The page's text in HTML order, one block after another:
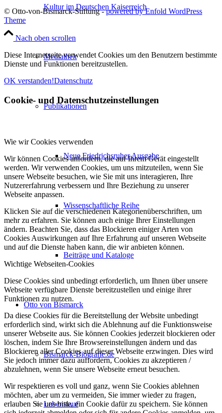
Kultur im Deutschen Kaiserreich
Mediathek
Publikationen
Neue Friedrichsruher Ausgabe
Wissenschaftliche Reihe
Beiträge und Kataloge
Otto von Bismarck
Bismarck-Biografie.de
Lebenslauf
© Otto-von-Bismarck-Stiftung -powered by Enfold WordPress
Theme
Nach oben scrollen
Diese Internetseite verwendet Cookies um den Benutzern bestimmte
Dienste und Funktionen bereitzustellen.
OK verstanden!Datenschutz
Cookie- und Datenschutzeinstellungen
Wie wir Cookies verwenden
Wir können Cookies anfordern, die auf Ihrem Gerät eingestellt
werden. Wir verwenden Cookies, um uns mitzuteilen, wenn Sie
unsere Webseite besuchen, wie Sie mit uns interagieren, Ihre
Nutzererfahrung verbessern und Ihre Beziehung zu unserer
Webseite anpassen.
Klicken Sie auf die verschiedenen Kategorienüberschriften, um
mehr zu erfahren. Sie können auch einige Ihrer Einstellungen
ändern. Beachten Sie, dass das Blockieren einiger Arten von
Cookies Auswirkungen auf Ihre Erfahrung auf unseren Webseite
und auf die Dienste haben kann, die wir anbieten können.
Wichtige Webseiten-Cookies
Diese Cookies sind unbedingt erforderlich, um Ihnen über unsere
Webseite verfügbare Dienste bereitzustellen und einige ihrer
Funktionen zu nutzen.
Da diese Cookies für die Bereitstellung der Website unbedingt
erforderlich sind, wirkt sich die Ablehnung auf die Funktionsweise
unserer Webseite aus. Sie können Cookies jederzeit blockieren oder
löschen, indem Sie Ihre Browsereinstellungen ändern und das
Blockieren aller Cookies auf dieser Webseite erzwingen. Dies wird
Sie jedoch immer dazu auffordern, Cookies zu akzeptieren /
abzulehnen, wenn Sie unsere Webseite erneut besuchen.
Wir respektieren es voll und ganz, wenn Sie Cookies ablehnen
möchten, aber um zu vermeiden, Sie immer wieder zu fragen,
erlauben Sie uns bitte, ein Cookie dafür zu speichern. Sie können